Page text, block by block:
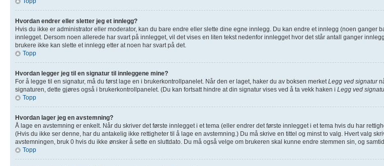
Hvordan endrer eller sletter jeg et innlegg?
Hvis du ikke er administrator eller moderator, kan du bare endre eller slette dine egne innlegg. Du kan endre et innlegg (noen ganger
innlegget. Dersom noen allerede har svart på innlegget, vil det vises en liten tekst nedenfor innlegget hvor det står antall ganger
brukere ikke kan slette et innlegg etter at noen har svart på det.
Topp
Hvordan legger jeg til en signatur til innleggene mine?
For å legge til en signatur, må du først lage en i brukerkontrollpanelet. Når den er laget, haker du av boksen merketLegg ved signatur
signaturen, dette gjøres også i brukerkontrollpanelet. (Du kan fortsatt hindre at din signatur vises ved å ta vekk haken i Legg ved
Topp
Hvordan lager jeg en avstemning?
Å lage en avstemning er enkelt. Når du skriver det første innlegget i et tema (eller endrer det første innlegget i et tema hvis du har
(Hvis du ikke ser denne, har du antakelig ikke rettigheter til å lage en avstemning.) Du må skrive en tittel og minst to valg. Hvert valg
avstemningen, bruk 0 hvis du ikke ønsker å sette en sluttdato. Du må også velge om brukeren skal kunne endre stemmen sin, og
Topp